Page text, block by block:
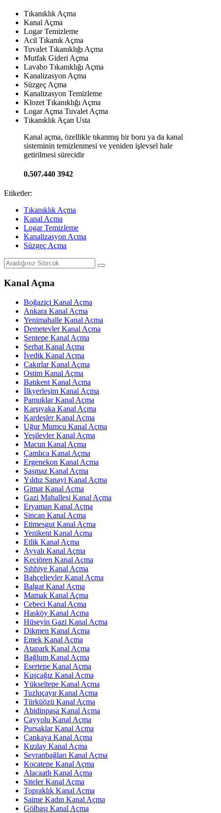
Tıkanıklık Açma
Kanal Açma
Logar Temizleme
Acil Tıkanık Açma
Tuvalet Tıkanıklığı Açma
Mutfak Gideri Açma
Lavabo Tıkanıklığı Açma
Kanalizasyon Açma
Süzgeç Açma
Kanalizasyon Temizleme
Klozet Tıkanıklığı Açma
Logar Açma Tuvalet Açma
Tıkanıklık Açan Usta
Kanal açma, özellikle tıkanmış bir boru ya da kanal
sisteminin temizlenmesi ve yeniden işlevsel hale
getirilmesi sürecidir
0.507.440 3942
Etiketler:
Tıkanıklık Açma
Kanal Açma
Logar Temizleme
Kanalizasyon Açma
Süzgeç Açma
Kanal Açma
Boğaziçi Kanal Açma
Ankara Kanal Açma
Yenimahalle Kanal Açma
Demetevler Kanal Açma
Şentepe Kanal Açma
Serhat Kanal Açma
İvedik Kanal Açma
Çakırlar Kanal Açma
Ostim Kanal Açma
Batıkent Kanal Açma
İlkyerleşim Kanal Açma
Pamuklar Kanal Açma
Karşıyaka Kanal Açma
Kardeşler Kanal Açma
Uğur Mumcu Kanal Açma
Yeşilevler Kanal Açma
Macun Kanal Açma
Çamlıca Kanal Açma
Ergenekon Kanal Açma
Şaşmaz Kanal Açma
Yıldız Sanayi Kanal Açma
Gimat Kanal Açma
Gazi Mahallesi Kanal Açma
Eryaman Kanal Açma
Sincan Kanal Açma
Etimesgut Kanal Açma
Yenikent Kanal Açma
Etlik Kanal Açma
Ayvalı Kanal Açma
Keçiören Kanal Açma
Sıhhiye Kanal Açma
Bahçelievler Kanal Açma
Balgat Kanal Açma
Mamak Kanal Açma
Cebeci Kanal Açma
Hasköy Kanal Açma
Hüseyin Gazi Kanal Açma
Dikmen Kanal Açma
Emek Kanal Açma
Atapark Kanal Açma
Bağlum Kanal Açma
Esertepe Kanal Açma
Kuşcağız Kanal Açma
Yükseltepe Kanal Açma
Tuzluçayır Kanal Açma
Türküözü Kanal Açma
Abidinpaşa Kanal Açma
Çayyolu Kanal Açma
Pursaklar Kanal Açma
Çankaya Kanal Açma
Kızılay Kanal Açma
Seyranbağları Kanal Açma
Kocatepe Kanal Açma
Alacaatlı Kanal Açma
Siteler Kanal Açma
Topraklık Kanal Açma
Saime Kadın Kanal Açma
Gölbaşı Kanal Açma